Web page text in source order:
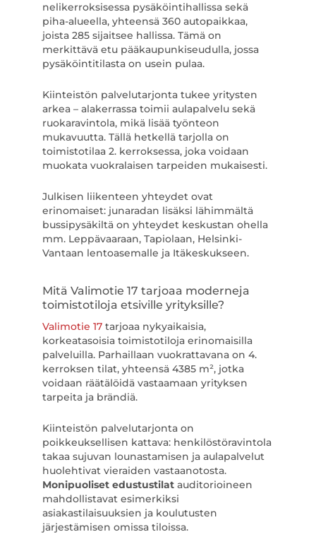
nelikerroksisessa pysäköintihallissa sekä
piha-alueella, yhteensä 360 autopaikkaa,
joista 285 sijaitsee hallissa. Tämä on
merkittävä etu pääkaupunkiseudulla, jossa
pysäköintitilasta on usein pulaa.
Kiinteistön palvelutarjonta tukee yritysten
arkea – alakerrassa toimii aulapalvelu sekä
ruokaravintola, mikä lisää työnteon
mukavuutta. Tällä hetkellä tarjolla on
toimistotilaa 2. kerroksessa, joka voidaan
muokata vuokralaisen tarpeiden mukaisesti.
Julkisen liikenteen yhteydet ovat
erinomaiset: junaradan lisäksi lähimmältä
bussipysäkiltä on yhteydet keskustan ohella
mm. Leppävaaraan, Tapiolaan, Helsinki-
Vantaan lentoasemalle ja Itäkeskukseen.
Mitä Valimotie 17 tarjoaa moderneja
toimistotiloja etsiville yrityksille?
Valimotie 17tarjoaa nykyaikaisia,
korkeatasoisia toimistotiloja erinomaisilla
palveluilla. Parhaillaan vuokrattavana on 4.
kerroksen tilat, yhteensä 4385 m², jotka
voidaan räätälöidä vastaamaan yrityksen
tarpeita ja brändiä.
Kiinteistön palvelutarjonta on
poikkeuksellisen kattava: henkilöstöravintola
takaa sujuvan lounastamisen ja aulapalvelut
huolehtivat vieraiden vastaanotosta.
Monipuoliset edustustilatauditorioineen
mahdollistavat esimerkiksi
asiakastilaisuuksien ja koulutusten
järjestämisen omissa tiloissa.